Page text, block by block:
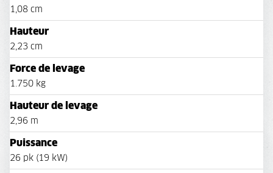
1,08 cm
Hauteur
2,23 cm
Force de levage
1.750 kg
Hauteur de levage
2,96 m
Puissance
26 pk (19 kW)